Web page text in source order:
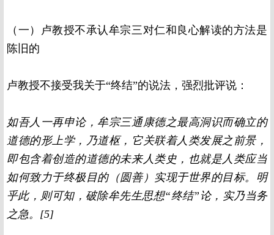
（一）卢教授不承认牟宗三对仁和良心解读的方法是
陈旧的
卢教授不接受我关于“终结”的说法，强烈批评说：
如吾人一再申论，牟宗三通康德之最高洞识而确立的
道德的形上学，乃道枢，它关联着人类发展之前景，
即包含着创造的道德的未来人类史，也就是人类应当
如何致力于终极目的（圆善）实现于世界的目标。明
乎此，则可知，破除牟先生思想“终结”论，实乃当务
之急。[5]